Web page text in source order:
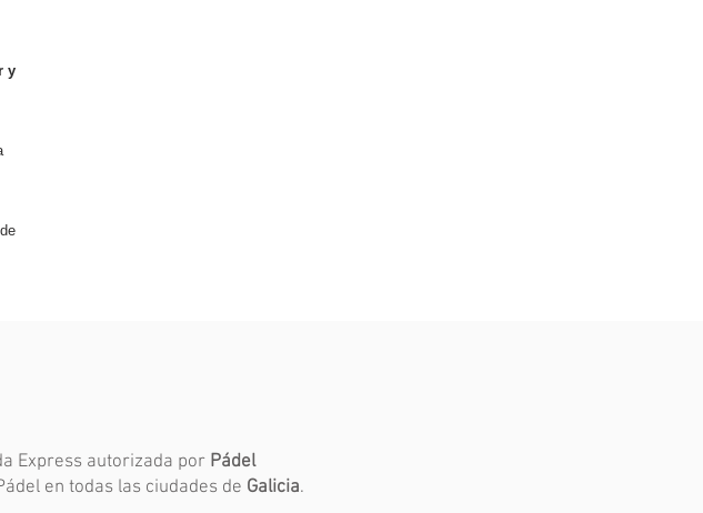
y
Express autorizada por Pádel
en todas las ciudades de Galicia.